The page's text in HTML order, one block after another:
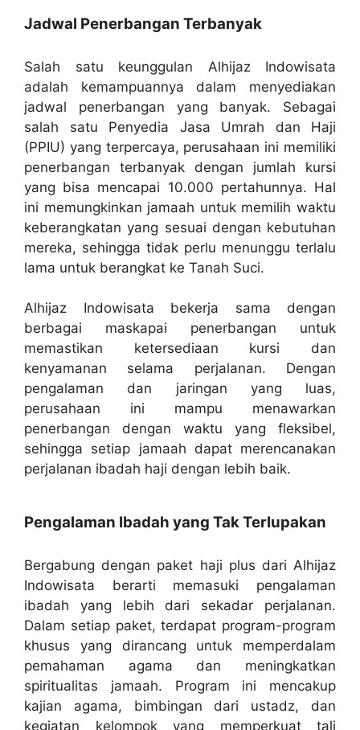
Jadwal Penerbangan Terbanyak
Salah satu keunggulan Alhijaz Indowisata
adalah kemampuannya dalam menyediakan
jadwal penerbangan yang banyak. Sebagai
salah satu Penyedia Jasa Umrah dan Haji
(PPIU) yang terpercaya, perusahaan ini memiliki
penerbangan terbanyak dengan jumlah kursi
yang bisa mencapai 10.000 pertahunnya. Hal
ini memungkinkan jamaah untuk memilih waktu
keberangkatan yang sesuai dengan kebutuhan
mereka, sehingga tidak perlu menunggu terlalu
lama untuk berangkat ke Tanah Suci.
Alhijaz Indowisata bekerja sama dengan
berbagai maskapai penerbangan untuk
memastikan ketersediaan kursi dan
kenyamanan selama perjalanan. Dengan
pengalaman dan jaringan yang luas,
perusahaan ini mampu menawarkan
penerbangan dengan waktu yang fleksibel,
sehingga setiap jamaah dapat merencanakan
perjalanan ibadah haji dengan lebih baik.
Pengalaman Ibadah yang Tak Terlupakan
Bergabung dengan paket haji plus dari Alhijaz
Indowisata berarti memasuki pengalaman
ibadah yang lebih dari sekadar perjalanan.
Dalam setiap paket, terdapat program-program
khusus yang dirancang untuk memperdalam
pemahaman agama dan meningkatkan
spiritualitas jamaah. Program ini mencakup
kajian agama, bimbingan dari ustadz, dan
kegiatan kelompok yang memperkuat tali